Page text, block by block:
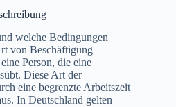
welche Bedingungen
von Beschäftigung
Person, die eine
Diese Art der
eine begrenzte Arbeitszeit
In Deutschland gelten